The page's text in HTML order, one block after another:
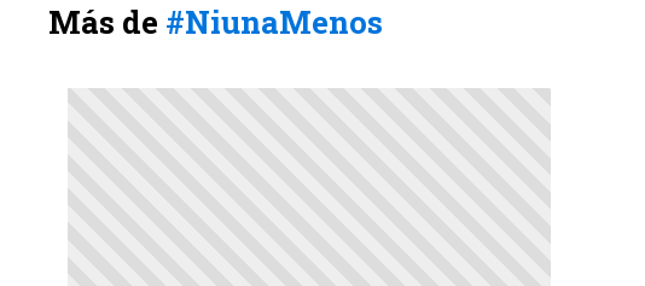
Más de #NiunaMenos